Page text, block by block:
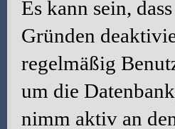
Es kann sein,
Gründen
regelmäßig
um die
nimm aktiv an